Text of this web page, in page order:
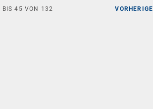
VORHERIGE
BIS45 VON 132